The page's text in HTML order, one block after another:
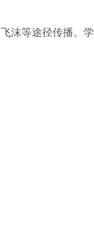
沫等途径传播。学